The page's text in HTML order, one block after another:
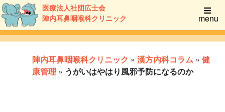
医療法人社団広士会
陣内耳鼻咽喉科クリニック
menu
陣内耳鼻咽喉科クリニック » 漢方内科コラム » 健
康管理 » うがいはやはり風邪予防になるのか